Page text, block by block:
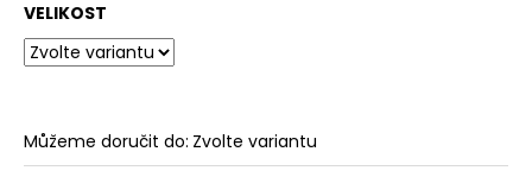
VELIKOST
Můžeme doručit do: Zvolte variantu
o
p